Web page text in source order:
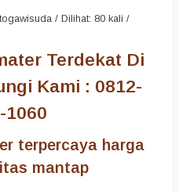
/ Dilihat: 80 kali /
Terdekat Di
Kami : 0812-
1060
terpercaya harga
mantap